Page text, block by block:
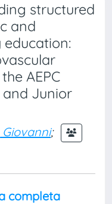
structured
and
AEPC
and Junior
Giovanni;
completa